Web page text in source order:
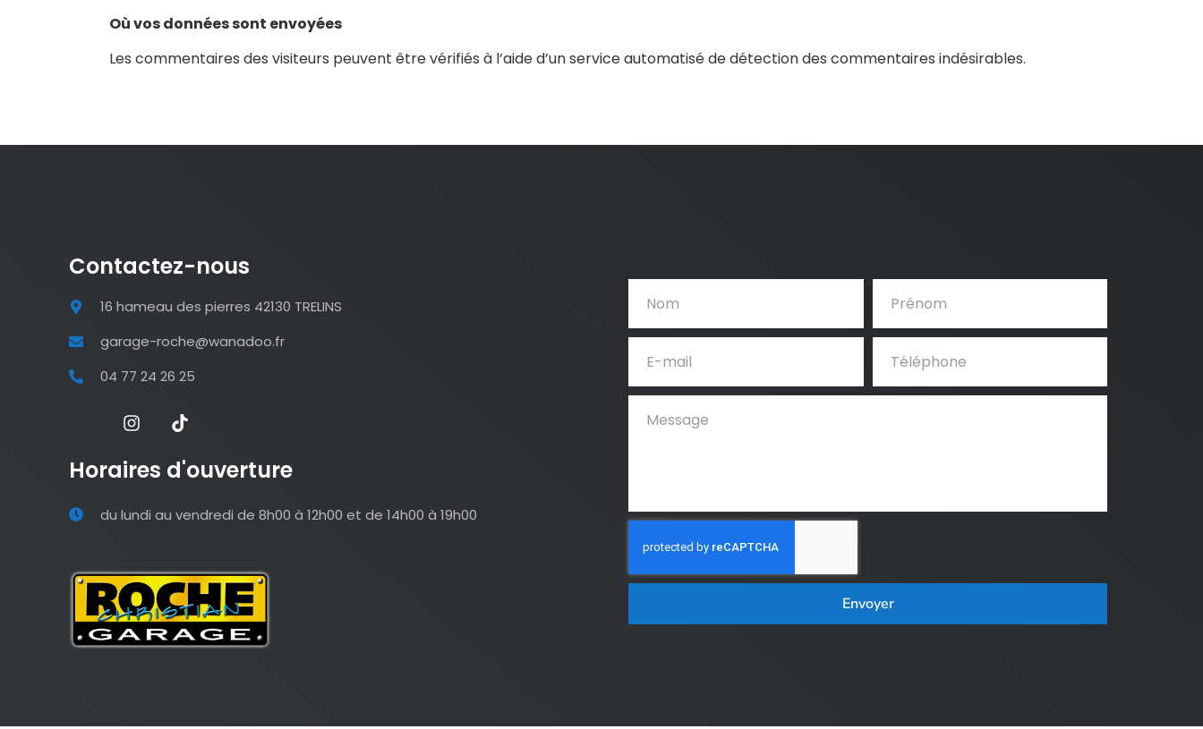
Où vos données sont envoyées
Les commentaires des visiteurs peuvent être vérifiés à l’aide d’un service automatisé de détection des commentaires indésirables.
Contactez-nous
16 hameau des pierres 42130 TRELINS
garage-roche@wanadoo.fr
04 77 24 26 25
Horaires d'ouverture
du lundi au vendredi de 8h00 à 12h00 et de 14h00 à 19h00
Envoyer